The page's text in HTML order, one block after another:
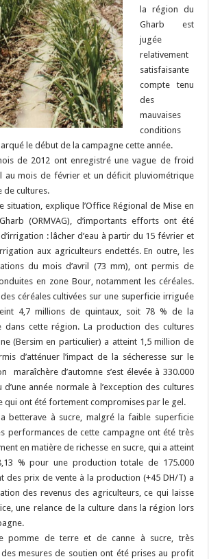
la région du
Gharb est
jugée
relativement
satisfaisante
compte tenu
des
mauvaises
conditions
le début de la campagne cette année.
de 2012 ont enregistré une vague de froid
au mois de février et un déficit pluviométrique
de cultures.
situation, explique l’Office Régional de Mise en
(ORMVAG), d’importants efforts ont été
: lâcher d’eau à partir du 15 février et
aux agriculteurs endettés. En outre, les
du mois d’avril (73 mm), ont permis de
en zone Bour, notamment les céréales.
céréales cultivées sur une superficie irriguée
4,7 millions de quintaux, soit 78 % de la
dans cette région. La production des cultures
(Bersim en particulier) a atteint 1,5 million de
d’atténuer l’impact de la sécheresse sur le
maraîchère d’automne s’est élevée à 330.000
année normale à l’exception des cultures
qui ont été fortement compromises par le gel.
betterave à sucre, malgré la faible superficie
performances de cette campagne ont été très
en matière de richesse en sucre, qui a atteint
% pour une production totale de 175.000
des prix de vente à la production (+45 DH/T) a
des revenus des agriculteurs, ce qui laisse
une relance de la culture dans la région lors
pomme de terre et de canne à sucre, très
mesures de soutien ont été prises au profit